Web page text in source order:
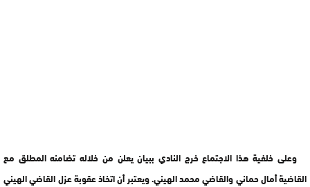
وعلى خلفية هذا الاجتماع خرج النادي ببيان يعلن من خلاله تضامنه المطلق مع
القاضية أمال حماني والقاضي محمد الهيني. ويعتبر أن اتخاذ عقوبة عزل القاضي الهيني